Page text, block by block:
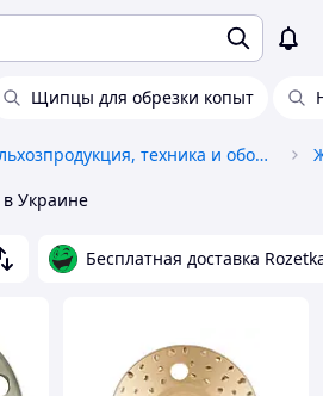
Щипцы для обрезки копыт
Сельхозпродукция, техника и оборудование
в Украине
Бесплатная доставка